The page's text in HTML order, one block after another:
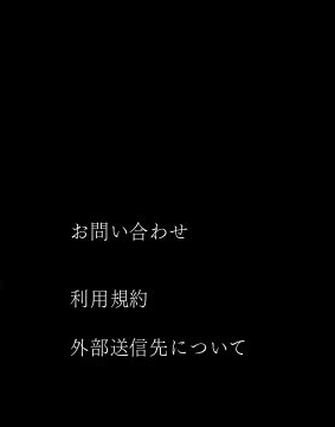
お問い合わせ
利用規約
外部送信先について